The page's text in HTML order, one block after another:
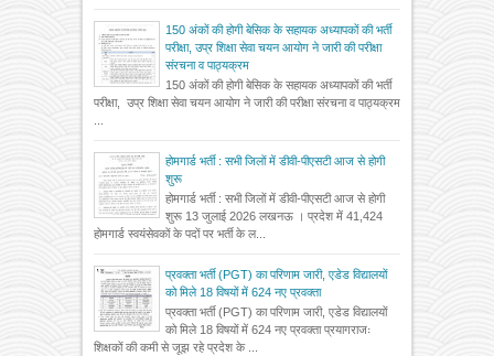
150 अंकों की होगी बेसिक के सहायक अध्यापकों की भर्ती
परीक्षा, उप्र शिक्षा सेवा चयन आयोग ने जारी की परीक्षा
संरचना व पाठ्यक्रम
150 अंकों की होगी बेसिक के सहायक अध्यापकों की भर्ती
परीक्षा, उप्र शिक्षा सेवा चयन आयोग ने जारी की परीक्षा संरचना व पाठ्यक्रम
होमगार्ड भर्ती : सभी जिलों में डीवी-पीएसटी आज से होगी
शुरू
होमगार्ड भर्ती : सभी जिलों में डीवी-पीएसटी आज से होगी
शुरू 13 जुलाई 2026 लखनऊ । प्रदेश में 41,424
होमगार्ड स्वयंसेवकों के पदों पर भर्ती के ल...
प्रवक्ता भर्ती (PGT) का परिणाम जारी, एडेड विद्यालयों
को मिले 18 विषयों में 624 नए प्रवक्ता
प्रवक्ता भर्ती (PGT) का परिणाम जारी, एडेड विद्यालयों
को मिले 18 विषयों में 624 नए प्रवक्ता प्रयागराजः
शिक्षकों की कमी से जूझ रहे प्रदेश के ...